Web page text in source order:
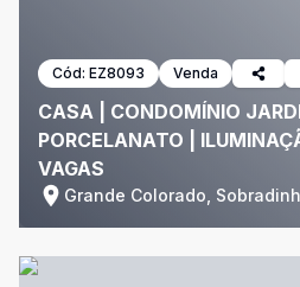
Cód: EZ8093 Venda
CASA | CONDOMÍNIO
PORCELANATO |
VAGAS
Grande Colorado,